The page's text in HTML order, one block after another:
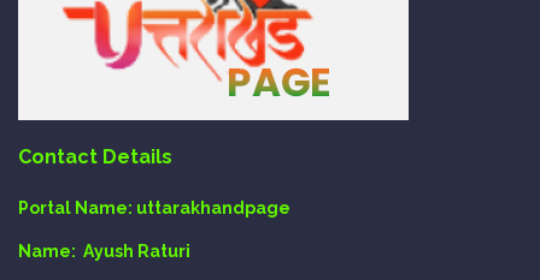
Contact Details
Portal Name: uttarakhandpage
Name: Ayush Raturi